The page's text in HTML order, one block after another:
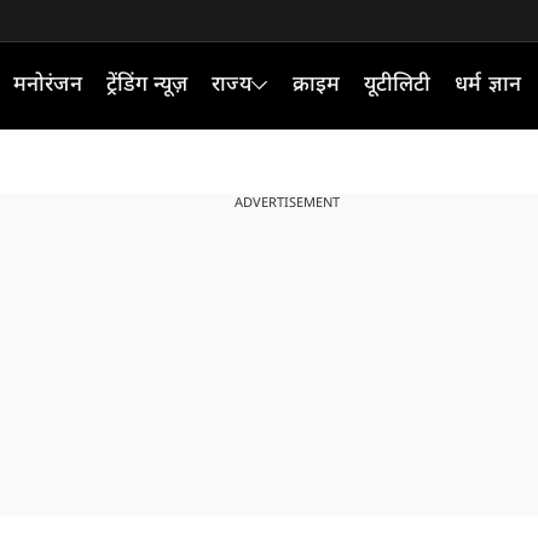
मनोरंजन ट्रेंडिंग न्यूज़ राज्य क्राइम यूटीलिटी धर्म ज्ञान
ADVERTISEMENT